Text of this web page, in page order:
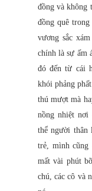
đồng và không
đồng quê
vương sắc
chính là sự ấm
đó đến từ cái
khói phảng
thú mượt mà
nồng nhiệt
thể người thân
trẻ, mình cũng
mất vài phút
chú, các cô và